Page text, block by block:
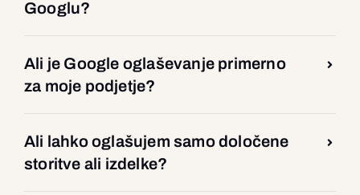
Googlu?
Ali je Google oglaševanje primerno
za moje podjetje?
Ali lahko oglašujem samo določene
storitve ali izdelke?